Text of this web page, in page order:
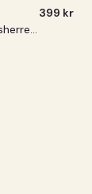
Vargskinn, ringbrynja & sköld — du som nordisk krigsherre ⚔️
399 kr